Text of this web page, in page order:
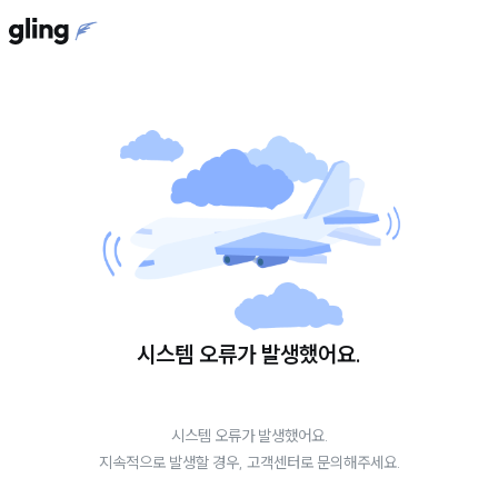
시스템 오류가 발생했어요.
시스템 오류가 발생했어요.
지속적으로 발생할 경우, 고객센터로 문의해주세요.